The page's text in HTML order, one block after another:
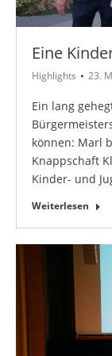
Eine
Highlights 23.
Ein lang
können: Marl
Knappschaft
Kinder- und
Weiterlesen